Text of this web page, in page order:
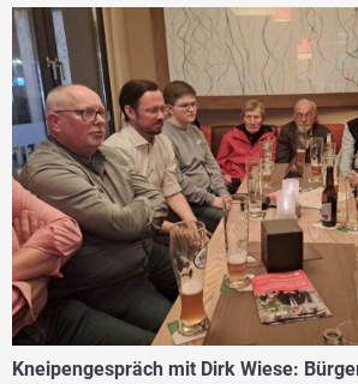
Kneipengespräch mit Dirk Wiese: